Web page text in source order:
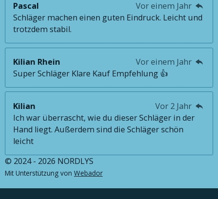
Pascal
Vor einem Jahr
Schläger machen einen guten Eindruck. Leicht und
trotzdem stabil.
Kilian Rhein
Vor einem Jahr
Super Schläger Klare Kauf Empfehlung 👍
Kilian
Vor 2 Jahr
Ich war überrascht, wie du dieser Schläger in der
Hand liegt. Außerdem sind die Schläger schön
leicht
© 2024 - 2026 NORDLYS
Mit Unterstützung von Webador